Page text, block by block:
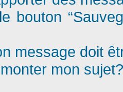
bouton
message doit
mon sujet?